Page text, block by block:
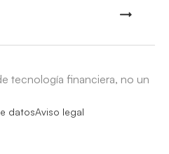
tecnología financiera, no un
datosAviso legal